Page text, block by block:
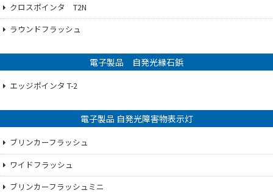
クロスポインタ T2N
ラウンドフラッシュ
電子製品 自発光縁石鋲
エッジポインタ T-2
電子製品 自発光障害物表示灯
ブリンカーフラッシュ
ワイドフラッシュ
ブリンカーフラッシュミニ